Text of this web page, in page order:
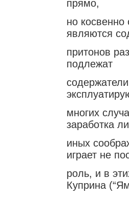
прямо,
но
являются
притонов
подлежат
многих
заработка
иных
играет не
роль, и в
Куприна